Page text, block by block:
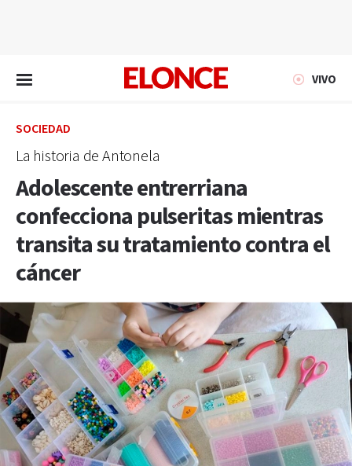
VIVO
SOCIEDAD
La historia de Antonela
Adolescente entrerriana
confecciona pulseritas mientras
transita su tratamiento contra el
cáncer